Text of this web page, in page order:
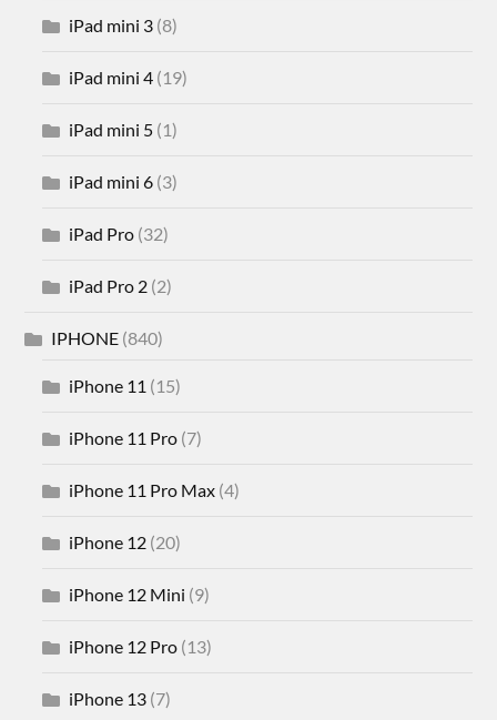
iPad mini 3 (8)
iPad mini 4 (19)
iPad mini 5 (1)
iPad mini 6 (3)
iPad Pro (32)
iPad Pro 2 (2)
IPHONE (840)
iPhone 11 (15)
iPhone 11 Pro (7)
iPhone 11 Pro Max (4)
iPhone 12 (20)
iPhone 12 Mini (9)
iPhone 12 Pro (13)
iPhone 13 (7)